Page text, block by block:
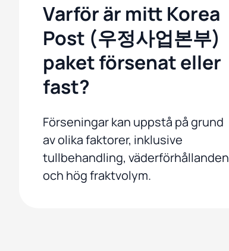
Varför är mitt Korea
Post (우정사업본부)
paket försenat eller
fast?
Förseningar kan uppstå på grund
av olika faktorer, inklusive
tullbehandling, väderförhållanden
och hög fraktvolym.